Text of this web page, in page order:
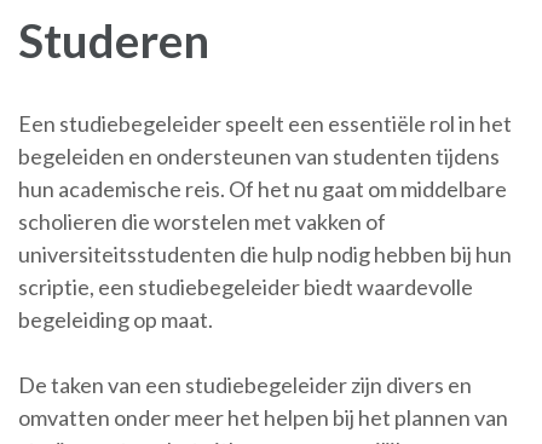
Studeren
Een studiebegeleider speelt een essentiële rol in het
begeleiden en ondersteunen van studenten tijdens
hun academische reis. Of het nu gaat om middelbare
scholieren die worstelen met vakken of
universiteitsstudenten die hulp nodig hebben bij hun
scriptie, een studiebegeleider biedt waardevolle
begeleiding op maat.
De taken van een studiebegeleider zijn divers en
omvatten onder meer het helpen bij het plannen van